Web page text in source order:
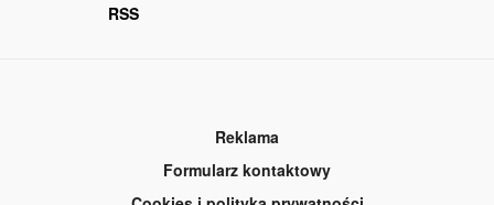
RSS
Reklama
Formularz kontaktowy